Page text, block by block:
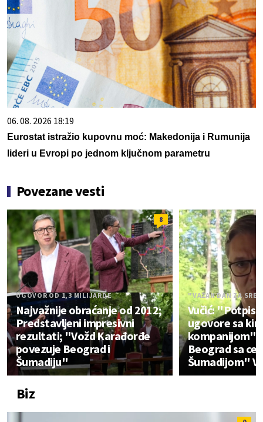
06. 08. 2026 18:19
Eurostat istražio kupovnu moć: Makedonija i Rumunija
lideri u Evropi po jednom ključnom parametru
Povezane vesti
8
UGOVOR OD 1,3 MILIJARDE
Najvažnije obraćanje od 2012;
Predstavljeni impresivni
rezultati; "Vožd Karađorđe
povezuje Beograd i
Šumadiju"
"VAŽAN DAN ZA
Vučić:
ugovore sa
kompanijom";
Beograd sa
Šumadijom"
Biz